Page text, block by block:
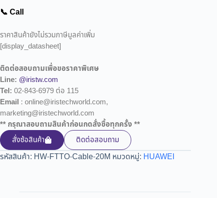
📞 Call
ราคาสินค้ายังไม่รวมภาษีมูลค่าเพิ่ม
[display_datasheet]
ติดต่อสอบถามเพื่อขอราคาพิเศษ
Line: @iristw.com
Tel: 02-843-6979 ต่อ 115
Email : online@iristechworld.com,
marketing@iristechworld.com
** กรุณาสอบถามสินค้าก่อนกดสั่งซื้อทุกครั้ง **
สั่งซ้อสินค้า
ติดต่อสอบถาม
รหัสสินค้า: HW-FTTO-Cable-20M หมวดหมู่: HUAWEI